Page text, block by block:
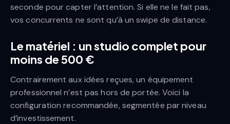
seconde pour capter l’attention. Si elle ne le fait pas,
vos concurrents ne sont qu’à un swipe de distance.
Le matériel : un studio complet pour
moins de 500 €
Contrairement aux idées reçues, un équipement
professionnel n’est pas hors de portée. Voici la
configuration recommandée, segmentée par niveau
d’investissement.